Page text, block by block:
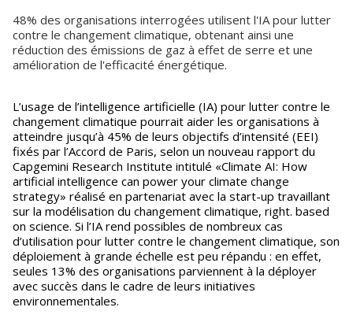
48% des organisations interrogées utilisent l'IA pour lutter
contre le changement climatique, obtenant ainsi une
réduction des émissions de gaz à effet de serre et une
amélioration de l'efficacité énergétique.
L’usage de l’intelligence artificielle (IA) pour lutter contre le
changement climatique pourrait aider les organisations à
atteindre jusqu’à 45% de leurs objectifs d’intensité (EEI)
fixés par l’Accord de Paris, selon un nouveau rapport du
Capgemini Research Institute intitulé «Climate AI: How
artificial intelligence can power your climate change
strategy» réalisé en partenariat avec la start-up travaillant
sur la modélisation du changement climatique, right. based
on science. Si l’IA rend possibles de nombreux cas
d’utilisation pour lutter contre le changement climatique, son
déploiement à grande échelle est peu répandu : en effet,
seules 13% des organisations parviennent à la déployer
avec succès dans le cadre de leurs initiatives
environnementales.